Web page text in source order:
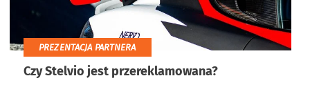
PREZENTACJA PARTNERA
Czy Stelvio jest przereklamowana?